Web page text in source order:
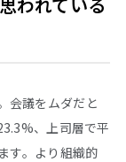
会議をムダだと
、上司層で平
す。より組織的